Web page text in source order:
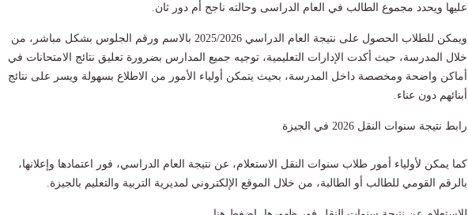
عليها ويحدد مجموع الطالب في العام الدراسى وحالته ناجح أم دور ثان.
ويمكن للطلاب الحصول على نتيجة العام الدراسي 2025/2026 بالاسم ورقم الجلوس بشكل مباشر، من
خلال المدرسة، حيث أكدت الإدارات التعليمية، توجيه جميع المدارس بضرورة تعليق نتائج الامتحانات في
أماكن واضحة ومخصصة داخل المدرسة، بحيث يتمكن أولياء الأمور من الاطلاع بسهولة ويسر على نتائج
أبنائهم دون عناء.
رابط نتيجة سنوات النقل 2026 في الجيزة
كما يمكن لأولياء أمور طلاب سنوات النقل الاستعلام، عن نتيجة العام الدراسي، فور اعتمادها وإعلانها،
بالرقم القومي للطالب أو الطالبة، من خلال الموقع الإلكتروني لمديرية التربية والتعليم بالجيزة.